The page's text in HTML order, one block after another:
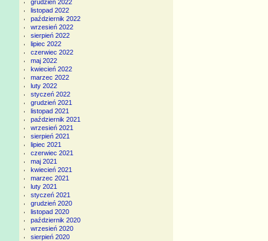
grudzień 2022
listopad 2022
październik 2022
wrzesień 2022
sierpień 2022
lipiec 2022
czerwiec 2022
maj 2022
kwiecień 2022
marzec 2022
luty 2022
styczeń 2022
grudzień 2021
listopad 2021
październik 2021
wrzesień 2021
sierpień 2021
lipiec 2021
czerwiec 2021
maj 2021
kwiecień 2021
marzec 2021
luty 2021
styczeń 2021
grudzień 2020
listopad 2020
październik 2020
wrzesień 2020
sierpień 2020